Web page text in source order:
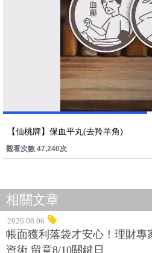
【仙桃牌】保血平丸(去羚羊角)
觀看次數 47,240次
相關文章
2026.08.06
帳面獲利落袋才安心！理財專
資術 留意8/10關鍵日